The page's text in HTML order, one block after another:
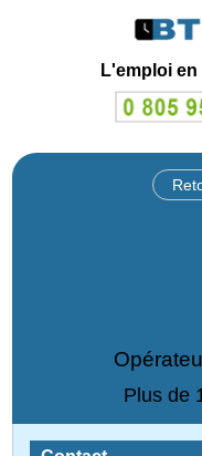
L'emploi
Plus de